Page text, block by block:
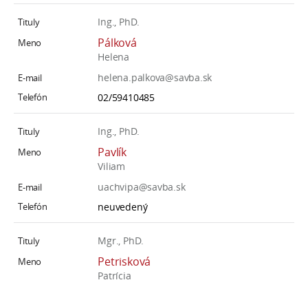
Ing., PhD.
Pálková
Helena
helena.palkova@savba.sk
02/59410485
Ing., PhD.
Pavlík
Viliam
uachvipa@savba.sk
neuvedený
Mgr., PhD.
Petrisková
Patrícia